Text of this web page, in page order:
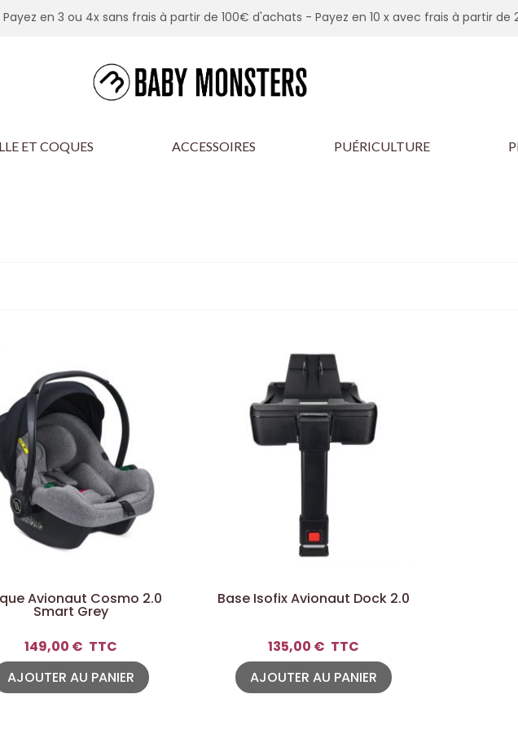
en 3 ou 4x sans frais à partir de 100€ d'achats - Payez en 10 x avec frais à partir
ET COQUES ACCESSOIRES PUÉRICULTURE
Avionaut Cosmo 2.0
Smart Grey
149,00 € TTC
AJOUTER AU PANIER
Base Isofix Avionaut Dock 2.0
135,00 € TTC
AJOUTER AU PANIER